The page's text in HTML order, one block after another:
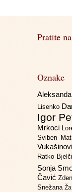
Pratite
Oznake
Lisenko
Igor
Mrkoci
Sviben
Ratko
Sonja
Čavić
Snežana